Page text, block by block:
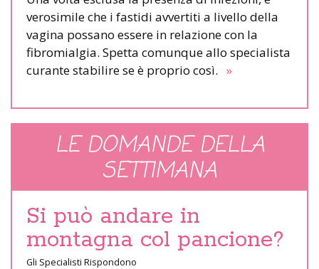
verosimile che i fastidi avvertiti a livello della
vagina possano essere in relazione con la
fibromialgia. Spetta comunque allo specialista
curante stabilire se è proprio così. »
LE DOMANDE DELLA
SETTIMANA
Si può andare in
montagna col pancione?
Gli Specialisti Rispondono